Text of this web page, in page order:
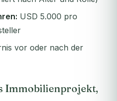
USD 5.000 pro
vor oder nach der
Immobilienprojekt,